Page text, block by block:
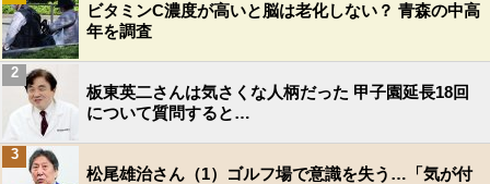
ビタミンC濃度が高いと脳は老化しない？ 青森の中高
年を調査
板東英二さんは気さくな人柄だった 甲子園延長18回
について質問すると…
2
松尾雄治さん（1）ゴルフ場で意識を失う…「気が付
3